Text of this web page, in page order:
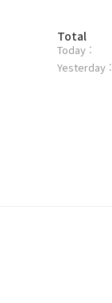
방
문
자
Total
Today :
Yesterday :